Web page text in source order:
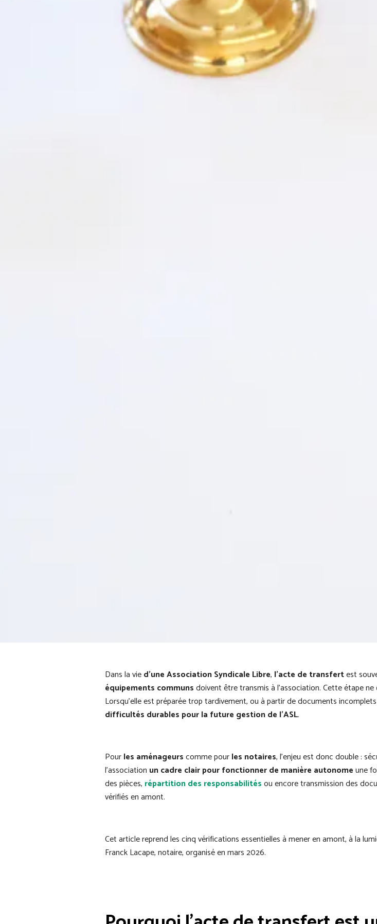
Dans la vied’une Association Syndicale Libre, l’acte de transfertest
équipements communsdoivent être transmis à l’association. Cette étape
Lorsqu’elle est préparée trop tardivement, ou à partir de documents
difficultés durables pour la future gestion de l’ASL.
Pourles aménageurscomme pourles notaires, l’enjeu est donc double :
l’association un cadre clair pour fonctionner de manière autonomeune
des pièces, répartition des responsabilitésou encore transmission des
vérifiés en amont.
Cet article reprend les cinq vérifications essentielles à mener en amont, à la
Franck Lacape, notaire, organisé en mars 2026.